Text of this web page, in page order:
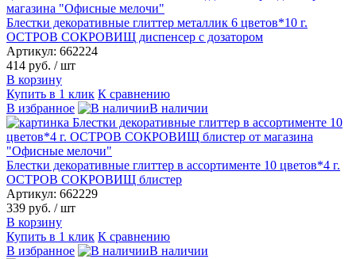
Блестки декоративные глиттер металлик 6 цветов*10 г.
ОСТРОВ СОКРОВИЩ диспенсер с дозатором
Артикул: 662224
414 руб. / шт
В корзину
Купить в 1 клик К сравнению
В избранное
В наличии
Блестки декоративные глиттер в ассортименте 10 цветов*4 г.
ОСТРОВ СОКРОВИЩ блистер
Артикул: 662229
339 руб. / шт
В корзину
Купить в 1 клик К сравнению
В избранное
В наличии